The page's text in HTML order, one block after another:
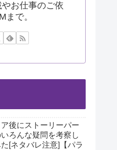
お仕事のご依
まで。
ア後にストーリーパー
いろんな疑問を考察し
[ネタバレ注意]【パラ